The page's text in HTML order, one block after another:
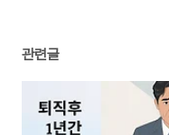
관련글